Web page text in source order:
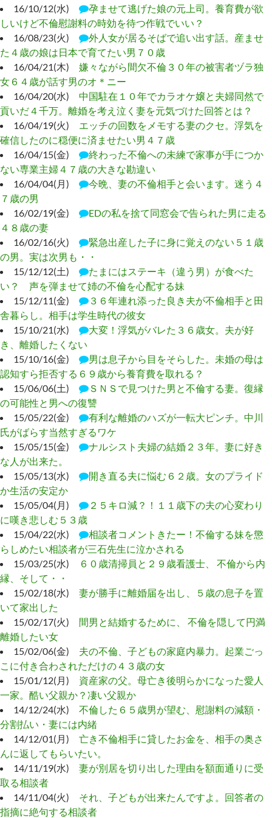
16/10/12(水)
孕ませて逃げた娘の元上司。養育費が欲
しいけど不倫慰謝料の時効を待つ作戦でいい？
16/08/23(火)
外人女が居るそばで追い出す話。産ませ
た４歳の娘は日本で育てたい男７０歳
16/04/21(木) 嫌々ながら間欠不倫３０年の被害者ヅラ独
女６４歳が話す男のオ＊ニー
16/04/20(水) 中国駐在１０年でカラオケ嬢と夫婦同然で
貢いだ４千万。離婚を考え泣く妻を元気づけた回答とは？
16/04/19(火) エッチの回数をメモする妻のクセ。浮気を
確信したのに穏便に済ませたい男４７歳
16/04/15(金)
終わった不倫への未練で家事が手につか
ない専業主婦４７歳の大きな勘違い
16/04/04(月)
今晩、妻の不倫相手と会います。迷う４
７歳の男
16/02/19(金)
EDの私を捨て同窓会で告られた男に走る
４８歳の妻
16/02/16(火)
緊急出産した子に身に覚えのない５１歳
の男。実は次男も・・
15/12/12(土)
たまにはステーキ（違う男）が食べた
い？ 声を弾ませて姉の不倫を心配する妹
15/12/11(金)
３６年連れ添った良き夫が不倫相手と田
舎暮らし。相手は学生時代の彼女
15/10/21(水)
大変！浮気がバレた３６歳女。夫が好
き、離婚したくない
15/10/16(金)
男は息子から目をそらした。未婚の母は
認知すら拒否する６９歳から養育費を取れる？
15/06/06(土)
ＳＮＳで見つけた男と不倫する妻。復縁
の可能性と男への復讐
15/05/22(金)
有利な離婚のハズが一転大ピンチ。中川
氏がばらす当然すぎるワケ
15/05/15(金)
ナルシスト夫婦の結婚２３年。妻に好き
な人が出来た。
15/05/13(水)
開き直る夫に悩む６２歳。女のプライド
か生活の安定か
15/05/04(月)
２５キロ減？！１１歳下の夫の心変わり
に嘆き悲しむ５３歳
15/04/22(水)
相談者コメントきたー！不倫する妹を懲
らしめたい相談者が三石先生に泣かされる
15/03/25(水)
６０歳清掃員と２９歳看護士、 不倫から内
縁、そして・・
15/02/18(水) 妻が勝手に離婚届を出し、５歳の息子を置
いて家出した
15/02/17(火) 間男と結婚するために、 不倫を隠して円満
離婚したい女
15/02/06(金) 夫の不倫、子どもの家庭内暴力。起業ごっ
こに付き合わされただけの４３歳の女
15/01/12(月) 資産家の父。母亡き後明らかになった愛人
一家。酷い父親か？凄い父親か
14/12/24(水) 不倫した６５歳男が望む、慰謝料の減額・
分割払い・妻には内緒
14/12/01(月) 亡き不倫相手に貸したお金を、相手の奥さ
んに返してもらいたい。
14/11/19(水) 妻が別居を切り出した理由を額面通りに受
取る相談者
14/11/04(火) それ、子どもが出来たんですよ。回答者の
指摘に絶句する相談者